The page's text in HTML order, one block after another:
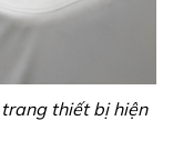
thiết bị hiện